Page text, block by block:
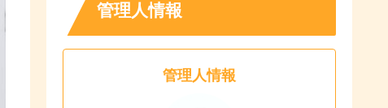
管理人情報
管理人情報